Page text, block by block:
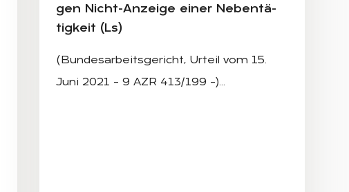
gen Nicht-An­zei­ge ei­ner Ne­ben­tä­
tig­keit (Ls)
(Bundesarbeitsgericht, Urteil vom 15.
Juni 2021 – 9 AZR 413/199 –)…